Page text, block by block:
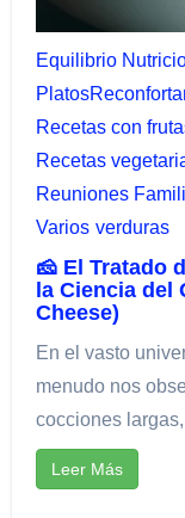
Equilibrio
Recetas con
Recetas
Reuniones
Varios verduras
🧀 El Tratado
la Ciencia del
Cheese)
En el vasto
menudo nos
cocciones
Leer Más